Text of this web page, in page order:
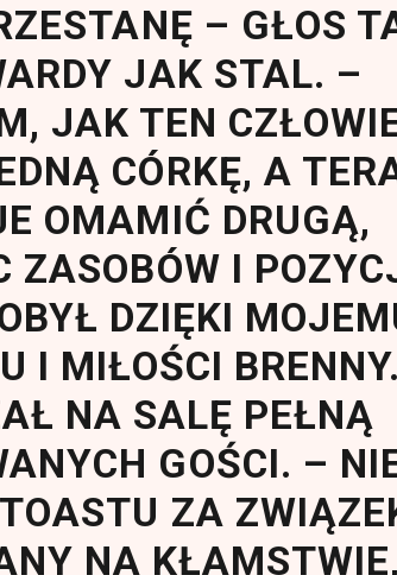
– GŁOS
JAK STAL. –
JAK TEN
CÓRKĘ, A
OMAMIĆ DRUGĄ,
ZASOBÓW I
DZIĘKI
I MIŁOŚCI BRENNY.
NA SALĘ PEŁNĄ
GOŚCI. –
ZA
NA KŁAMSTWIE,